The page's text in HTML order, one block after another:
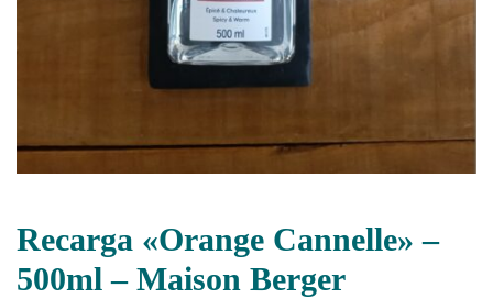
Recarga «Orange Cannelle» –
500ml – Maison Berger